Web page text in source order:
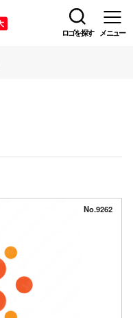
ロゴを探す メニュー
No.9262